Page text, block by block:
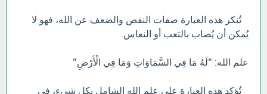
تُنكر هذه العبارة صفات النقص والضعف عن الله، فهو لا
يُمكن أن يُصاب بالتعب أو النعاس.
علم الله: "لَهُ مَا فِي السَّمَاوَاتِ وَمَا فِي الْأَرْضِ"
تُؤكد هذه العبارة على علم الله الشامل بكل شيء، في